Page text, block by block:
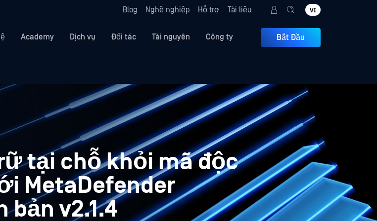
Blog Nghề nghiệp Hỗ trợ Tài liệu VI
Academy Dịch vụ Đối tác Tài nguyên Công ty Bắt Đầu
tại chỗ khỏi mã độc
MetaDefender
bản v2.1.4